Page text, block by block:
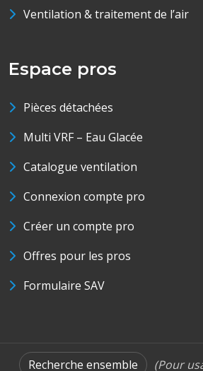
Ventilation & traitement de l’air
Espace pros
Pièces détachées
Multi VRF – Eau Glacée
Catalogue ventilation
Connexion compte pro
Créer un compte pro
Offres pour les pros
Formulaire SAV
Recherche ensemble (Pour